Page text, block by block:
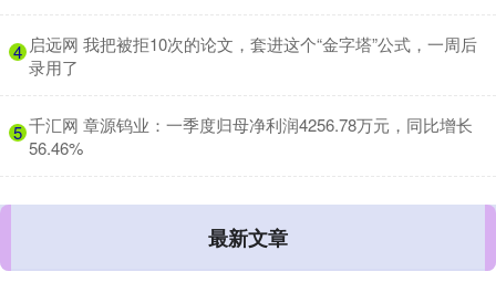
4 ​启远网 我把被拒10次的论文，套进这个“金字塔”公式，一周后
录用了
5 ​千汇网 章源钨业：一季度归母净利润4256.78万元，同比增长
56.46%
最新文章